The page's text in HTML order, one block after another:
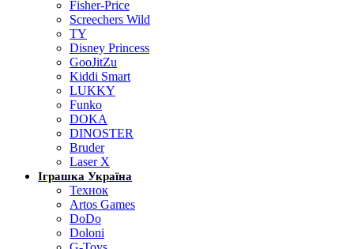
Fisher-Price
Screechers Wild
TY
Disney Princess
GooJitZu
Kiddi Smart
LUKKY
Funko
DOKA
DINOSTER
Bruder
Laser X
Іграшка Україна
Технок
Artos Games
DoDo
Doloni